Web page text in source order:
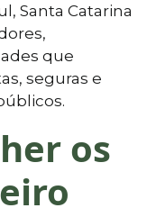
Santa Catarina
que
seguras e
os